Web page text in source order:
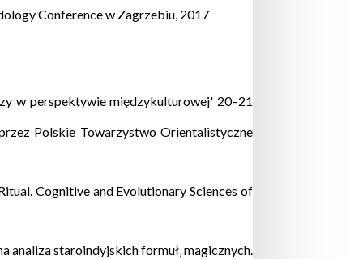
Conference w Zagrzebiu, 2017
w perspektywie międzykulturowej' 20–21
Polskie Towarzystwo Orientalistyczne
Cognitive and Evolutionary Sciences of
staroindyjskich formuł‚ magicznych.